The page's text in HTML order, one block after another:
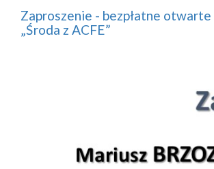
Zaproszenie - bezpłatne
„Środa z ACFE”